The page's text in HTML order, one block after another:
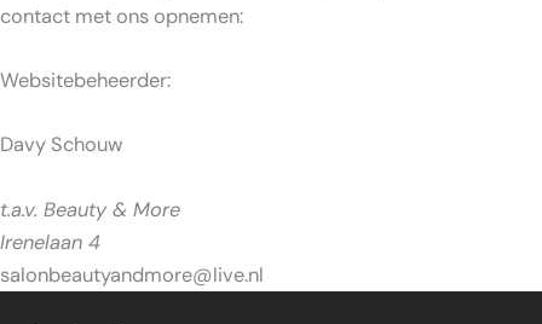
contact met ons opnemen:
Websitebeheerder:
Davy Schouw
t.a.v. Beauty & More
Irenelaan 4
salonbeautyandmore@live.nl